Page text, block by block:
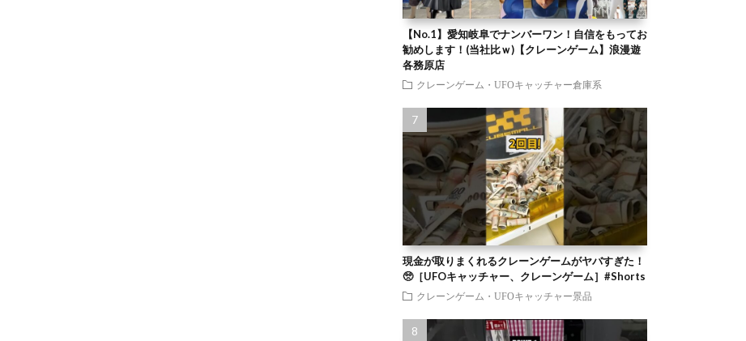
【No.1】愛知岐阜でナンバーワン！自信をもってお
勧めします！(当社比ｗ)【クレーンゲーム】浪漫遊
各務原店
クレーンゲーム・UFOキャッチャー倉庫系
現金が取りまくれるクレーンゲームがヤバすぎた！
🥺［UFOキャッチャー、クレーンゲーム］#Shorts
クレーンゲーム・UFOキャッチャー景品